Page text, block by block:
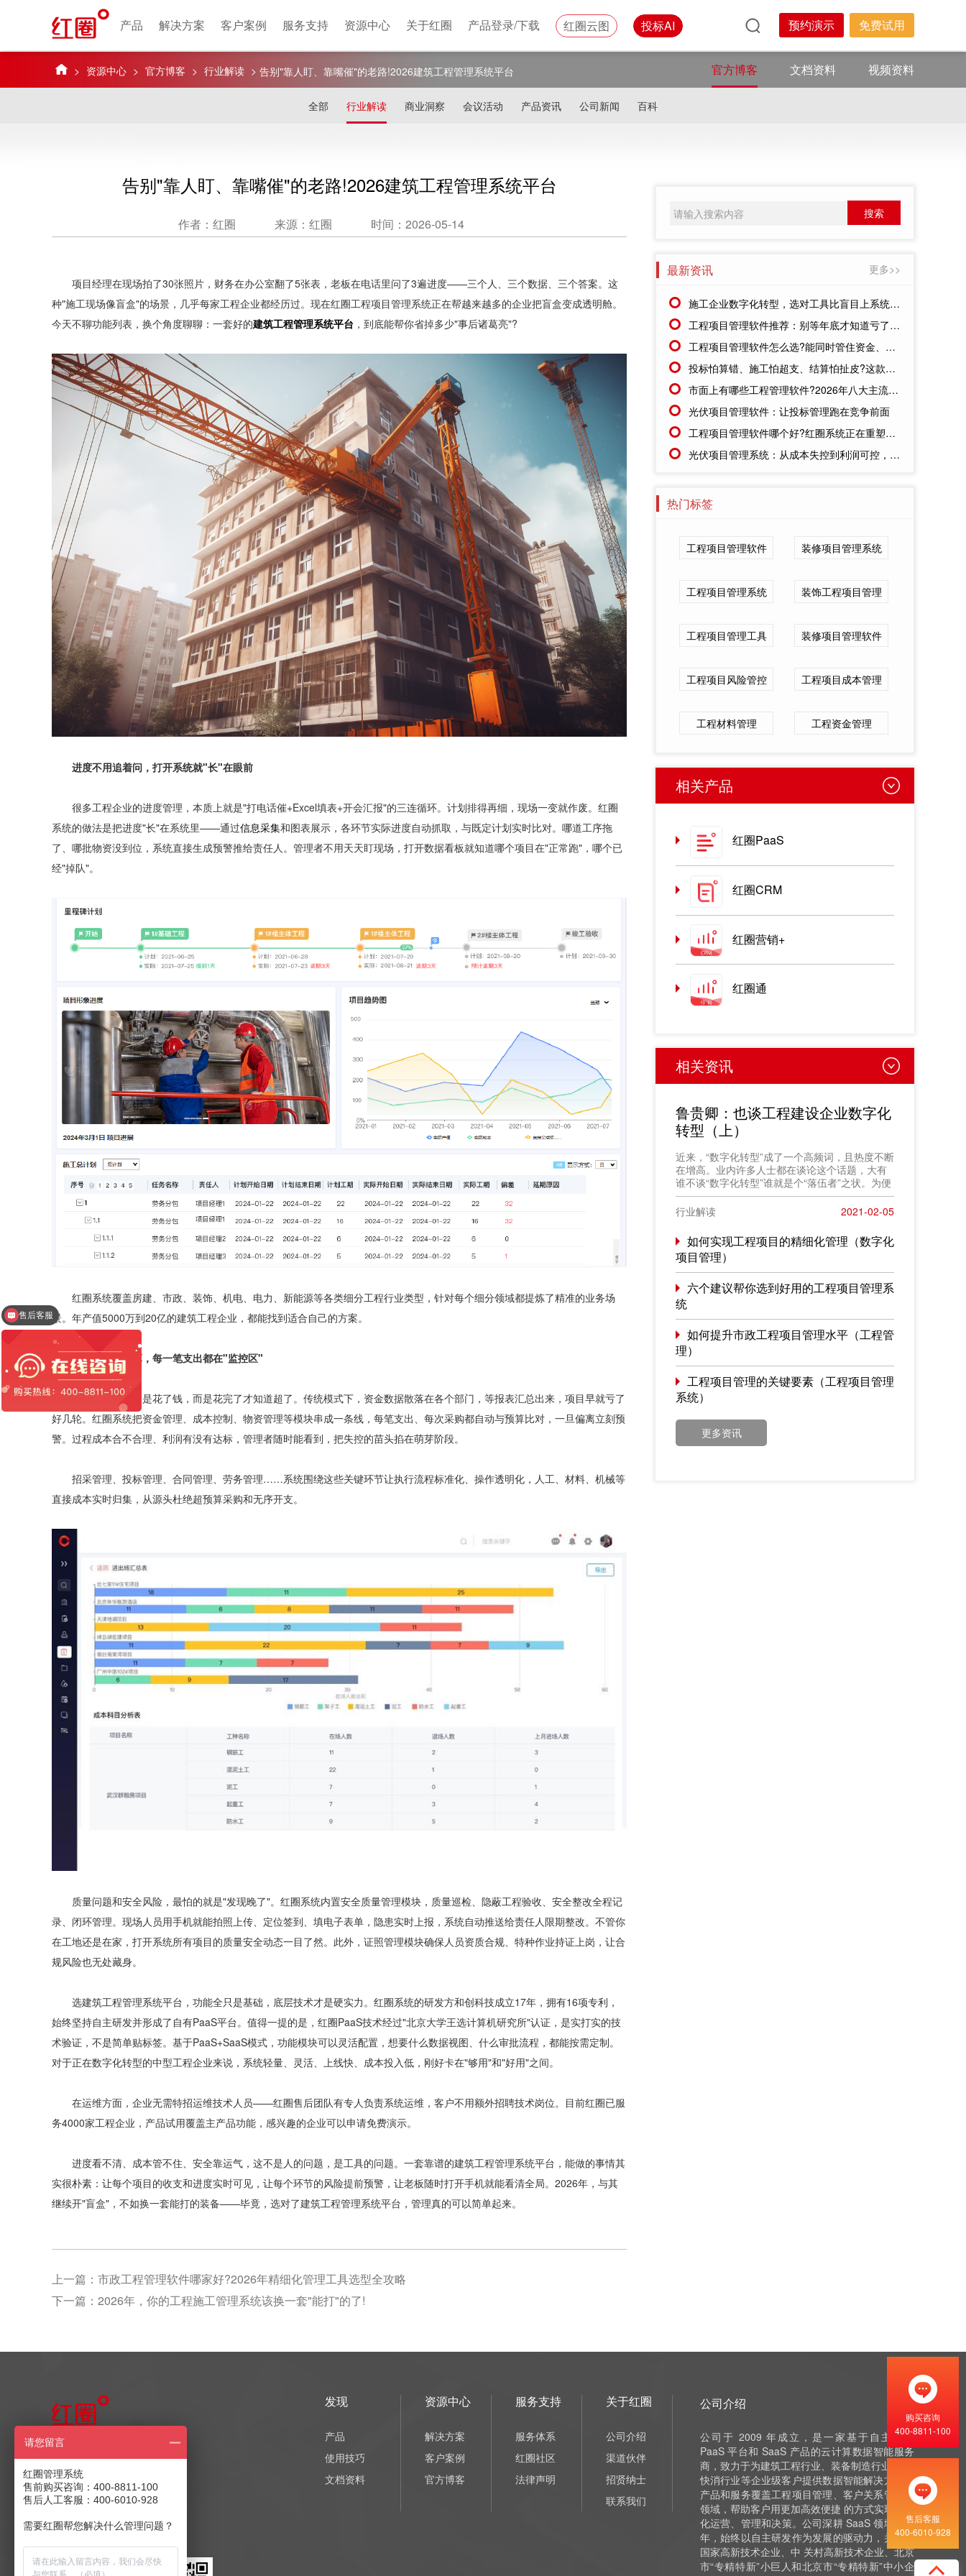
产品 解决方案 客户案例 服务支持 资源中心 关于红圈 产品登录/下载 红圈云图 投标AI 预约演示 免费试用
> 资源中心 > 官方博客 > 行业解读 > 告别"靠人盯、靠嘴催"的老路!2026建筑工程管理系统平台 官方博客 文档资料 视频资料
全部 行业解读 商业洞察 会议活动 产品资讯 公司新闻 百科
告别"靠人盯、靠嘴催"的老路!2026建筑工程管理系统平台
作者：红圈 来源：红圈 时间：2026-05-14
项目经理在现场拍了30张照片，财务在办公室翻了5张表，老板在电话里问了3遍进度——三个人、三个数据、三个答案。这
种"施工现场像盲盒"的场景，几乎每家工程企业都经历过。现在红圈工程项目管理系统正在帮越来越多的企业把盲盒变成透明舱。
今天不聊功能列表，换个角度聊聊：一套好的建筑工程管理系统平台 ，到底能帮你省掉多少"事后诸葛亮"?
进度不用追着问，打开系统就"长"在眼前
很多工程企业的进度管理，本质上就是"打电话催+Excel填表+开会汇报"的三连循环。计划排得再细，现场一变就作废。红圈
系统的做法是把进度"长"在系统里——通过信息采集和图表展示，各环节实际进度自动抓取，与既定计划实时比对。哪道工序拖
了、哪批物资没到位，系统直接生成预警推给责任人。管理者不用天天盯现场，打开数据看板就知道哪个项目在"正常跑"，哪个已
经"掉队"。
红圈系统覆盖房建、市政、装饰、机电、电力、新能源等各类细分工程行业类型，针对每个细分领域都提炼了精准的业务场
景。年产值5000万到20亿的建筑工程企业，都能找到适合自己的方案。
成本不用等结算，每一笔支出都在"监控区"
工程上最怕的不是花了钱，而是花完了才知道超了。传统模式下，资金数据散落在各个部门，等报表汇总出来，项目早就亏了
好几轮。红圈系统把资金管理、成本控制、物资管理等模块串成一条线，每笔支出、每次采购都自动与预算比对，一旦偏离立刻预
警。过程成本合不合理、利润有没有达标，管理者随时能看到，把失控的苗头掐在萌芽阶段。
招采管理、投标管理、合同管理、劳务管理……系统围绕这些关键环节让执行流程标准化、操作透明化，人工、材料、机械等
直接成本实时归集，从源头杜绝超预算采购和无序开支。
质量问题和安全风险，最怕的就是"发现晚了"。红圈系统内置安全质量管理模块，质量巡检、隐蔽工程验收、安全整改全程记
录、闭环管理。现场人员用手机就能拍照上传、定位签到、填电子表单，隐患实时上报，系统自动推送给责任人限期整改。不管你
在工地还是在家，打开系统所有项目的质量安全动态一目了然。此外，证照管理模块确保人员资质合规、特种作业持证上岗，让合
规风险也无处藏身。
选建筑工程管理系统平台，功能全只是基础，底层技术才是硬实力。红圈系统的研发方和创科技成立17年，拥有16项专利，
始终坚持自主研发并形成了自有PaaS平台。值得一提的是，红圈PaaS技术经过"北京大学王选计算机研究所"认证，是实打实的技
术验证，不是简单贴标签。基于PaaS+SaaS模式，功能模块可以灵活配置，想要什么数据视图、什么审批流程，都能按需定制。
对于正在数字化转型的中型工程企业来说，系统轻量、灵活、上线快、成本投入低，刚好卡在"够用"和"好用"之间。
在运维方面，企业无需特招运维技术人员——红圈售后团队有专人负责系统运维，客户不用额外招聘技术岗位。目前红圈已服
务4000家工程企业，产品试用覆盖主产品功能，感兴趣的企业可以申请免费演示。
进度看不清、成本管不住、安全靠运气，这不是人的问题，是工具的问题。一套靠谱的建筑工程管理系统平台，能做的事情其
实很朴素：让每个项目的收支和进度实时可见，让每个环节的风险提前预警，让老板随时打开手机就能看清全局。2026年，与其
继续开"盲盒"，不如换一套能打的装备——毕竟，选对了建筑工程管理系统平台，管理真的可以简单起来。
上一篇： 市政工程管理软件哪家好?2026年精细化管理工具选型全攻略
下一篇： 2026年，你的工程施工管理系统该换一套"能打"的了!
最新资讯 更多>>
施工企业数字化转型，选对工具比盲目上系统更重要
工程项目管理软件推荐：别等年底才知道亏了!这套系统让每一分钱都有迹可循
工程项目管理软件怎么选?能同时管住资金、成本、进度的才靠谱
投标怕算错、施工怕超支、结算怕扯皮?这款施工成本管理系统一招全解决
市面上有哪些工程管理软件?2026年八大主流工具深度盘点
光伏项目管理软件：让投标管理跑在竞争前面
工程项目管理软件哪个好?红圈系统正在重塑工程企业的"数字大脑"
光伏项目管理系统：从成本失控到利润可控，老板只需做对一步
热门标签
工程项目管理软件 装修项目管理系统
工程项目管理系统 装饰工程项目管理
工程项目管理工具 装修项目管理软件
工程项目风险管控 工程项目成本管理
工程材料管理 工程资金管理
相关产品
红圈PaaS
红圈CRM
红圈营销+
红圈通
相关资讯
鲁贵卿：也谈工程建设企业数字化
转型（上）
近来，“数字化转型”成了一个高频词，且热度不断
在增高。业内许多人士都在谈论这个话题，大有
谁不谈“数字化转型”谁就是个“落伍者”之状。为便
于在相同语境下讨论问题，今天我也凑个热闹，
以“数字化转型”为题，谈一点粗浅认识，就教于同
行。
行业解读 2021-02-05
如何实现工程项目的精细化管理（数字化
项目管理）
六个建议帮你选到好用的工程项目管理系
统
如何提升市政工程项目管理水平（工程管
理）
工程项目管理的关键要素（工程项目管理
系统）
更多资讯
售前产品咨询
400-8811-100
售后客服：400-6010-928
商务合作：
发送至邮箱
发现
产品
使用技巧
文档资料
资源中心
解决方案
客户案例
官方博客
服务支持
服务体系
红圈社区
法律声明
关于红圈
公司介绍
渠道伙伴
招贤纳士
联系我们
公司介绍
公司于 2009 年成立，是一家基于自主研发
PaaS 平台和 SaaS 产品的云计算数据智能服务
商，致力于为建筑工程行业、装备制造行业 和泛
快消行业等企业级客户提供数据智能解决方案，
产品和服务覆盖工程项目管理、客户关系管理等
领域，帮助客户用更加高效便捷 的方式实现数字
化运营、管理和决策。公司深耕 SaaS 领域十余
年，始终以自主研发作为发展的驱动力，并获评
国家高新技术企业、中 关村高新技术企业、北京
市“专精特新”小巨人和北京市“专精特新”中小企
购买咨询
400-8811-100
售后客服
400-6010-928
红圈工程管理系统
请您留言
红圈管理系统
售前购买咨询：400-8811-100
售后人工客服：400-6010-928
需要红圈帮您解决什么管理问题？